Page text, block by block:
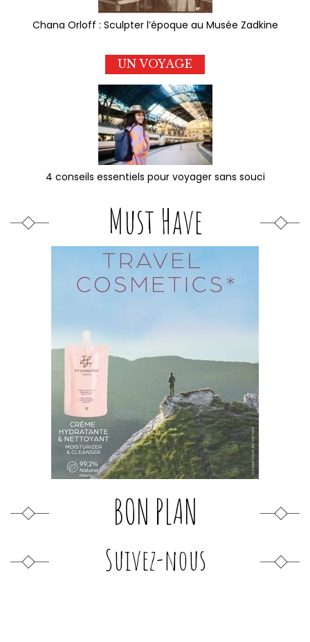
Chana Orloff : Sculpter l’époque au Musée Zadkine
UN VOYAGE
4 conseils essentiels pour voyager sans souci
Must Have
BON PLAN
Suivez-nous